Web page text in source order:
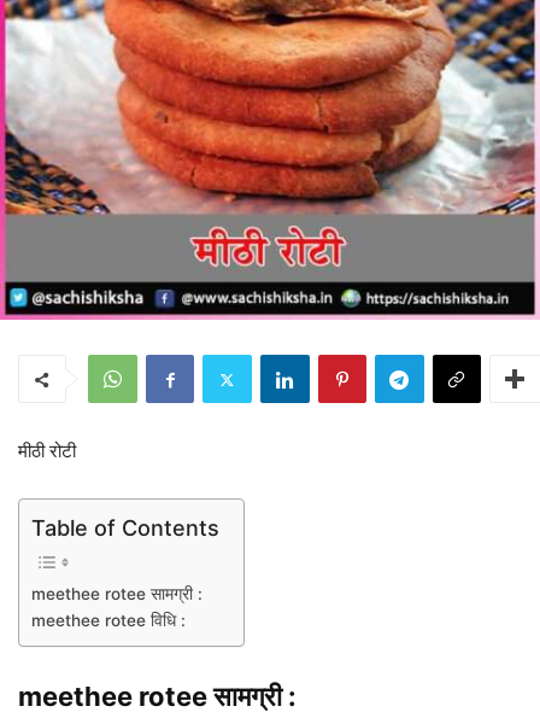
मीठी रोटी
Table of Contents
meethee rotee सामग्री :
meethee rotee विधि :
meethee rotee सामग्री :